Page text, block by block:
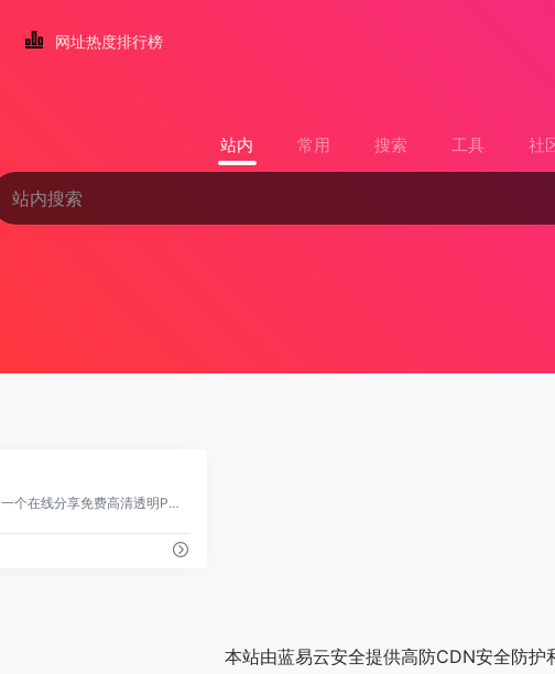
网址热度排行榜
站内 常用 搜索 工具 社
PNG素材网是一个在线分享免费高清透明PNG素材资源的网站，提供海量的免抠素材。这些素材由网友上传，包括原创设计元素和公共领域的素材。用户可以免费下载这些PNG图片，网站内容持续更新，拥有超过900万个素材，包括位图、透明背景素材、高清PNG图片、漂浮元素、装饰元素、标签元素、字体元素和图标元素等。
本站由蓝易云安全提供高防CDN安全防护